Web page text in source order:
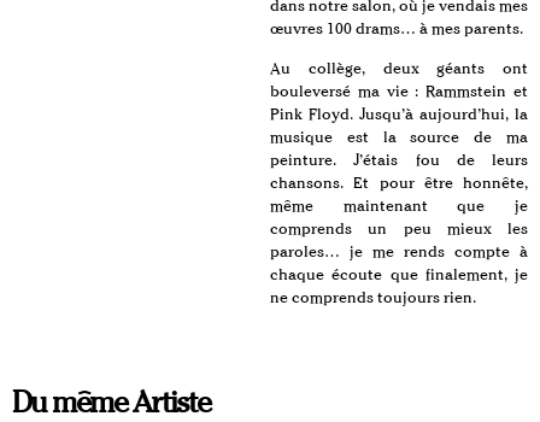
dans notre salon, où je vendais mes
œuvres 100 drams… à mes parents.
Au collège, deux géants ont
bouleversé ma vie : Rammstein et
Pink Floyd. Jusqu’à aujourd’hui, la
musique est la source de ma
peinture. J’étais fou de leurs
chansons. Et pour être honnête,
même maintenant que je
comprends un peu mieux les
paroles… je me rends compte à
chaque écoute que finalement, je
ne comprends toujours rien.
Du même Artiste